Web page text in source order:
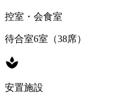
控室・会食室
待合室6室（38席）
spa
安置施設